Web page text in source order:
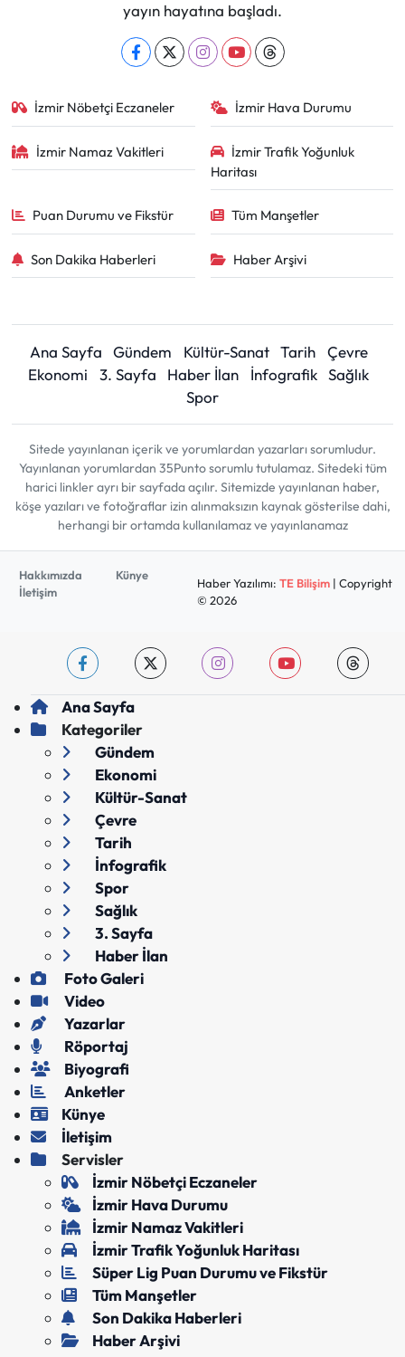
yayın hayatına başladı.
İzmir Nöbetçi Eczaneler İzmir Hava Durumu
İzmir Namaz Vakitleri
İzmir Trafik Yoğunluk
Haritası
Puan Durumu ve Fikstür Tüm Manşetler
Son Dakika Haberleri Haber Arşivi
Ana Sayfa Gündem Kültür-Sanat Tarih
Çevre
Ekonomi
3. Sayfa Haber İlan İnfografik Sağlık
Spor
Sitede yayınlanan içerik ve yorumlardan yazarları sorumludur.
Yayınlanan yorumlardan 35Punto sorumlu tutulamaz. Sitedeki tüm
harici linkler ayrı bir sayfada açılır. Sitemizde yayınlanan haber,
köşe yazıları ve fotoğraflar izin alınmaksızın kaynak gösterilse dahi,
herhangi bir ortamda kullanılamaz ve yayınlanamaz
Hakkımızda
Künye
İletişim
Haber Yazılımı: TE Bilişim| Copyright
© 2026
Ana Sayfa
Kategoriler
Gündem
Ekonomi
Kültür-Sanat
Çevre
Tarih
İnfografik
Spor
Sağlık
3. Sayfa
Haber İlan
Foto Galeri
Video
Yazarlar
Röportaj
Biyografi
Anketler
Künye
İletişim
Servisler
İzmir Nöbetçi Eczaneler
İzmir Hava Durumu
İzmir Namaz Vakitleri
İzmir Trafik Yoğunluk Haritası
Süper Lig Puan Durumu ve Fikstür
Tüm Manşetler
Son Dakika Haberleri
Haber Arşivi